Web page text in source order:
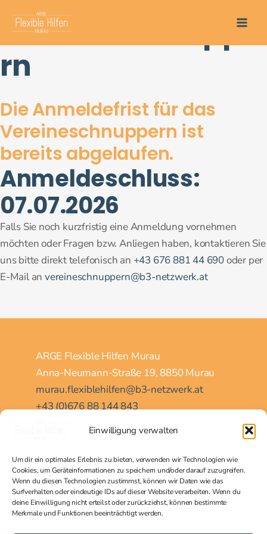
Einwilligung verwalten
Um dir ein optimales Erlebnis zu bieten, verwenden wir Technologien wie
Cookies, um Geräteinformationen zu speichern und/oder darauf zuzugreifen.
Wenn du diesen Technologien zustimmst, können wir Daten wie das
Surfverhalten oder eindeutige IDs auf dieser Website verarbeiten. Wenn du
deine Einwilligung nicht erteilst oder zurückziehst, können bestimmte
Merkmale und Funktionen beeinträchtigt werden.
InhaltVereineschnuppe
rn
Die Anmeldefrist für das
Vereineschnuppern ist
bereits abgelaufen.
Anmeldeschluss:
07.07.2026
Falls Sie noch kurzfristig eine Anmeldung vornehmen
möchten oder Fragen bzw. Anliegen haben, kontaktieren Sie
uns bitte direkt telefonisch an +43 676 881 44 690oder per
E-Mail an vereineschnuppern@b3-netzwerk.at
ARGE Flexible Hilfen Murau
Anna-Neumann-Straße 19, 8850 Murau
murau.flexiblehilfen@b3-netzwerk.at
+43 (0)676 88 144 843
Home
Über uns
Team
Angebote
Vereineschnuppern